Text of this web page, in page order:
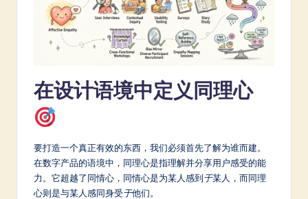
in
A
在设计语境中定义同理心
要打造一个真正有效的东西，我们必须首先了解为谁而建。
在数字产品的语境中，同理心是指理解并分享用户感受的能
力。它超越了同情心，同情心是为某人感到于某人，而同理
心则是与某人感同身受于他们。